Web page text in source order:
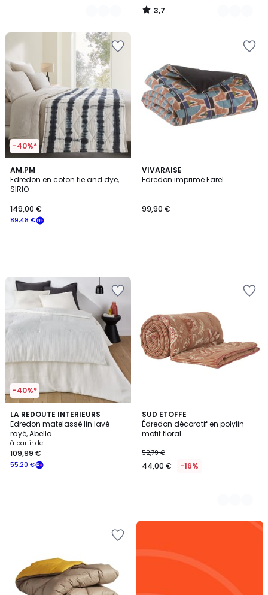
3,7
/
-40%*
AM.PM
Edredon en coton tie and dye,
SIRIO
89,48 €
149,00 €
VIVARAISE
Edredon imprimé Farel
99,90 €
-40%*
LA REDOUTE INTERIEURS
Edredon matelassé lin lavé
rayé, Abella
à partir de
55,20 €
109,99 €
SUD ETOFFE
Édredon décoratif en polylin
motif floral
52,79 €
44,00 € -16%
2
Couleurs
Alma
sans